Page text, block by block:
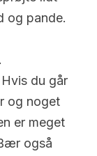
og pande.
Hvis du går
og noget
er meget
også